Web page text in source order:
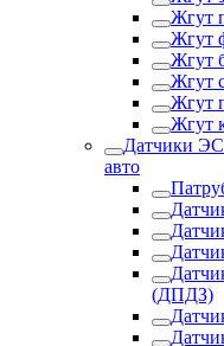
Жгут
Жгут
Жгут
Жгут
Жгут
Жгут
Датчики
авто
(ДПДЗ)